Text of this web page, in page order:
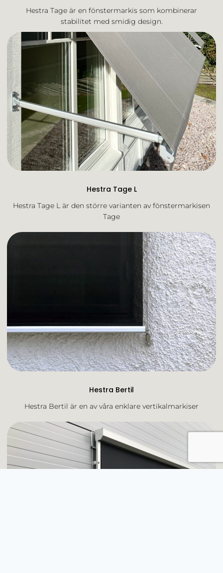
Hestra Tage är en fönstermarkis som kombinerar
stabilitet med smidig design.
Hestra Tage L
Hestra Tage L är den större varianten av fönstermarkisen
Tage
Hestra Bertil
Hestra Bertil är en av våra enklare vertikalmarkiser